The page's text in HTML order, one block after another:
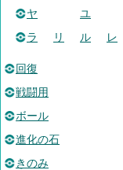
ヤ
ユ
ラ
リ ル レ
回復
戦闘用
ボール
進化の石
きのみ